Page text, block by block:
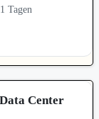
Tagen
Center